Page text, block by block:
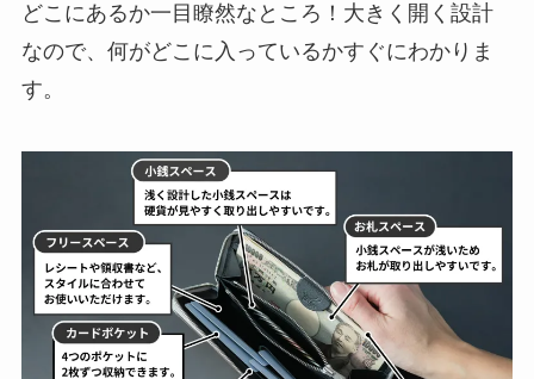
どこにあるか一目瞭然なところ！大きく開く設計
なので、何がどこに入っているかすぐにわかりま
す。